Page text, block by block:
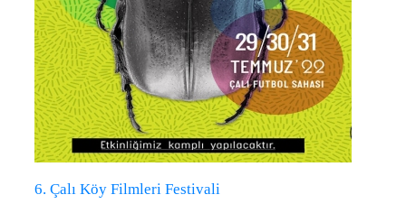
6. Çalı Köy Filmleri Festivali